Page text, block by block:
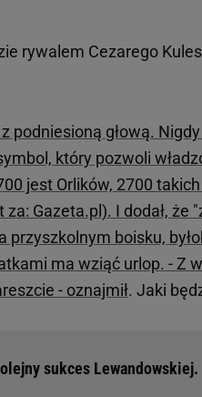
rywalem Cezarego
podniesioną głową.
który pozwoli
jest Orlików, 2700
Gazeta.pl). I dodał,
przyszkolnym boisku,
ma wziąć urlop. - Z
- oznajmił. Jaki
sukces Lewandowskiej.